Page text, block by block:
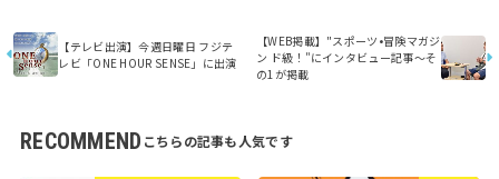
【テレビ出演】今週日曜日 フジテ
レビ「ONE HOUR SENSE」に出演
【WEB掲載】"スポーツ•冒険マガジ
ン ド級！"にインタビュー記事〜そ
の1が掲載
RECOMMEND